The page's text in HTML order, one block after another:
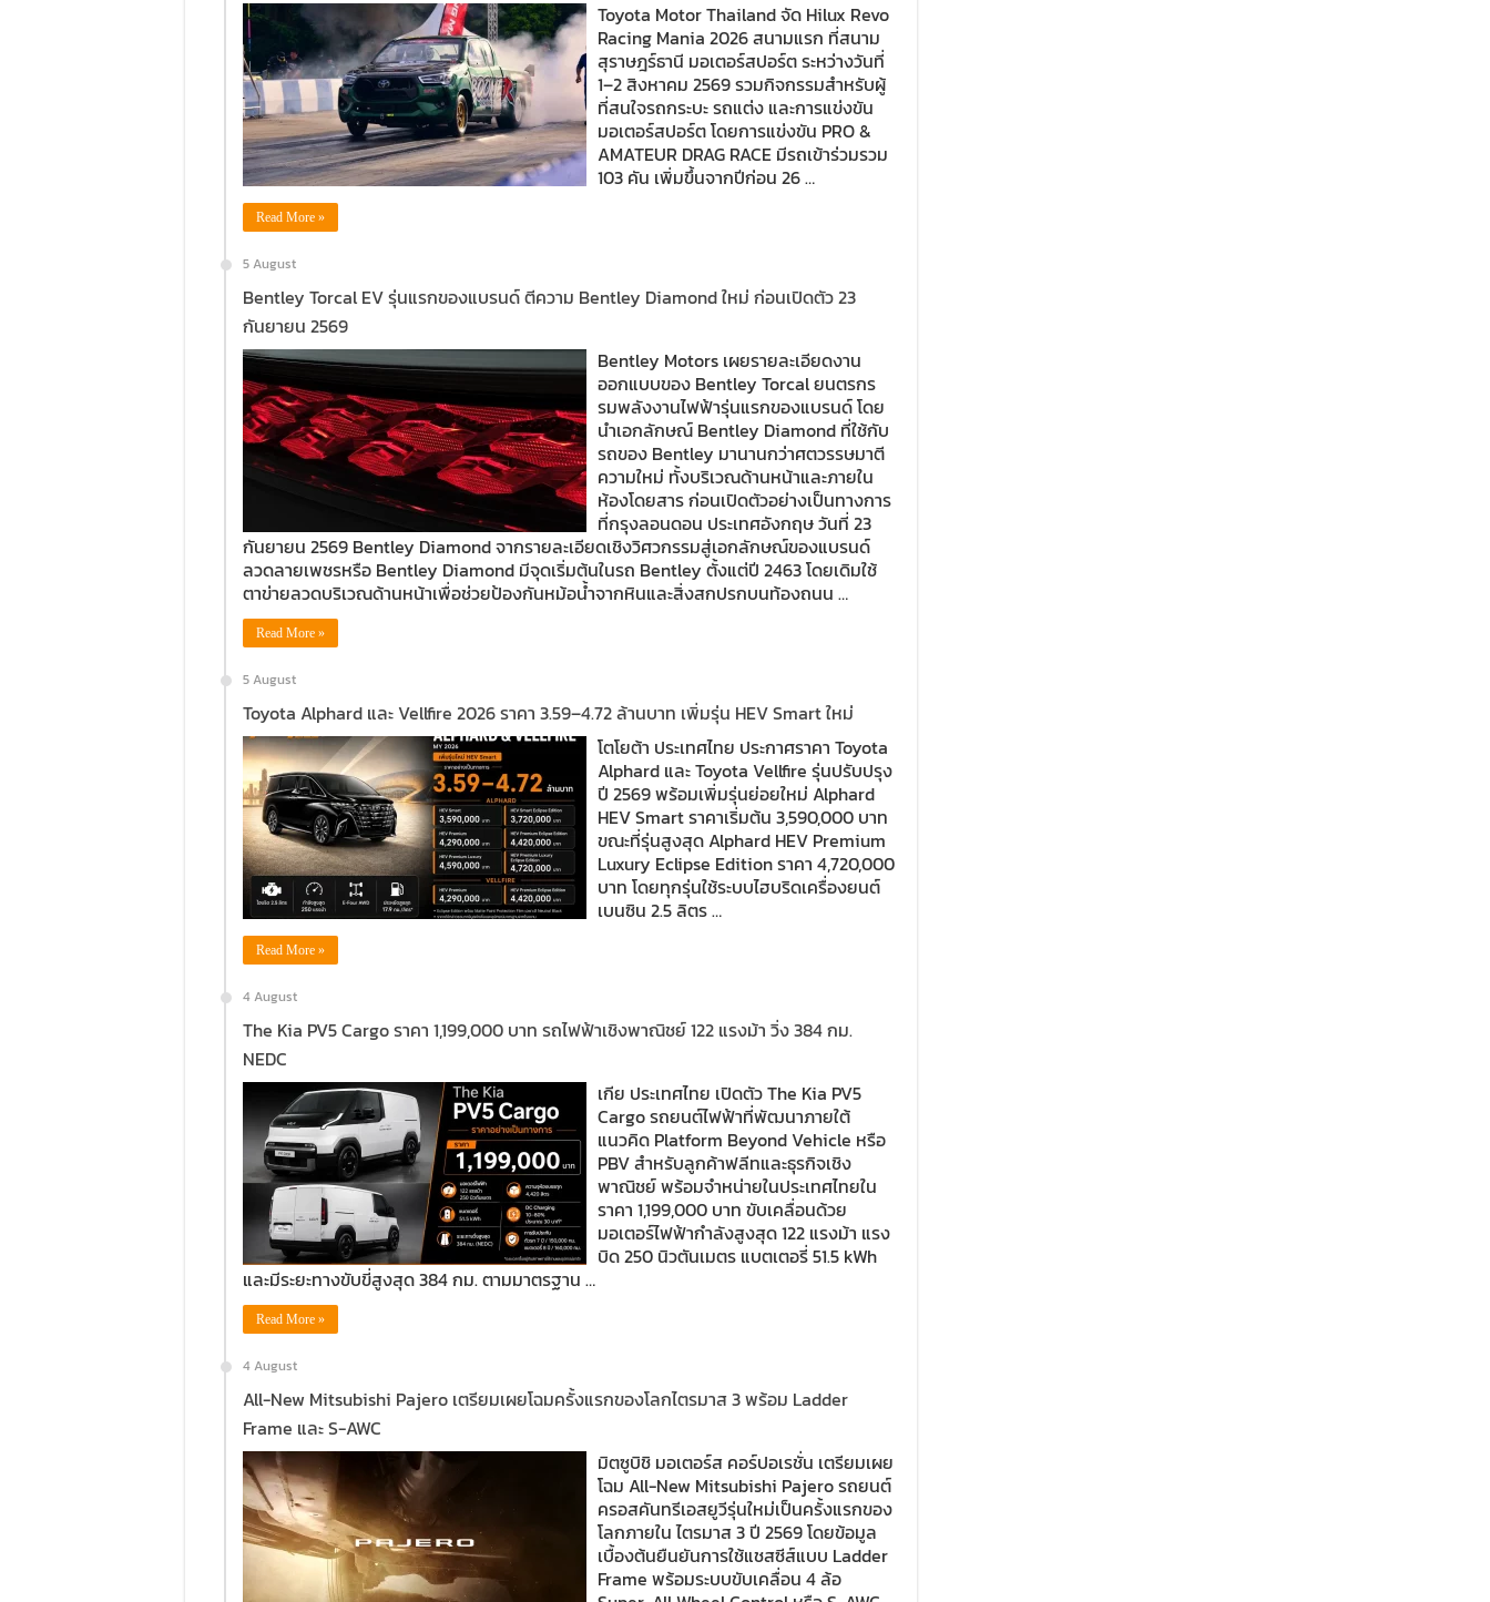
Toyota Motor Thailand จัด Hilux Revo
Racing Mania 2026 สนามแรก ที่สนาม
สุราษฎร์ธานี มอเตอร์สปอร์ต ระหว่างวันที่
1–2 สิงหาคม 2569 รวมกิจกรรมสำหรับผู้
ที่สนใจรถกระบะ รถแต่ง และการแข่งขัน
มอเตอร์สปอร์ต โดยการแข่งขัน PRO &
AMATEUR DRAG RACE มีรถเข้าร่วมรวม
103 คัน เพิ่มขึ้นจากปีก่อน 26 …
Read More »
5 August
Bentley Torcal EV รุ่นแรกของแบรนด์ ตีความ Bentley Diamond ใหม่ ก่อนเปิดตัว 23
กันยายน 2569
Bentley Motors เผยรายละเอียดงาน
ออกแบบของ Bentley Torcal ยนตรกร
รมพลังงานไฟฟ้ารุ่นแรกของแบรนด์ โดย
นำเอกลักษณ์ Bentley Diamond ที่ใช้กับ
รถของ Bentley มานานกว่าศตวรรษมาตี
ความใหม่ ทั้งบริเวณด้านหน้าและภายใน
ห้องโดยสาร ก่อนเปิดตัวอย่างเป็นทางการ
ที่กรุงลอนดอน ประเทศอังกฤษ วันที่ 23
กันยายน 2569 Bentley Diamond จากรายละเอียดเชิงวิศวกรรมสู่เอกลักษณ์ของแบรนด์
ลวดลายเพชรหรือ Bentley Diamond มีจุดเริ่มต้นในรถ Bentley ตั้งแต่ปี 2463 โดยเดิมใช้
ตาข่ายลวดบริเวณด้านหน้าเพื่อช่วยป้องกันหม้อน้ำจากหินและสิ่งสกปรกบนท้องถนน …
Read More »
5 August
Toyota Alphard และ Vellfire 2026 ราคา 3.59–4.72 ล้านบาท เพิ่มรุ่น HEV Smart ใหม่
โตโยต้า ประเทศไทย ประกาศราคา Toyota
Alphard และ Toyota Vellfire รุ่นปรับปรุง
ปี 2569 พร้อมเพิ่มรุ่นย่อยใหม่ Alphard
HEV Smart ราคาเริ่มต้น 3,590,000 บาท
ขณะที่รุ่นสูงสุด Alphard HEV Premium
Luxury Eclipse Edition ราคา 4,720,000
บาท โดยทุกรุ่นใช้ระบบไฮบริดเครื่องยนต์
เบนซิน 2.5 ลิตร …
Read More »
4 August
The Kia PV5 Cargo ราคา 1,199,000 บาท รถไฟฟ้าเชิงพาณิชย์ 122 แรงม้า วิ่ง 384 กม.
NEDC
เกีย ประเทศไทย เปิดตัว The Kia PV5
Cargo รถยนต์ไฟฟ้าที่พัฒนาภายใต้
แนวคิด Platform Beyond Vehicle หรือ
PBV สำหรับลูกค้าฟลีทและธุรกิจเชิง
พาณิชย์ พร้อมจำหน่ายในประเทศไทยใน
ราคา 1,199,000 บาท ขับเคลื่อนด้วย
มอเตอร์ไฟฟ้ากำลังสูงสุด 122 แรงม้า แรง
บิด 250 นิวตันเมตร แบตเตอรี่ 51.5 kWh
และมีระยะทางขับขี่สูงสุด 384 กม. ตามมาตรฐาน …
Read More »
4 August
All-New Mitsubishi Pajero เตรียมเผยโฉมครั้งแรกของโลกไตรมาส 3 พร้อม Ladder
Frame และ S-AWC
มิตซูบิชิ มอเตอร์ส คอร์ปอเรชั่น เตรียมเผย
โฉม All-New Mitsubishi Pajero รถยนต์
ครอสคันทรีเอสยูวีรุ่นใหม่เป็นครั้งแรกของ
โลกภายใน ไตรมาส 3 ปี 2569 โดยข้อมูล
เบื้องต้นยืนยันการใช้แชสซีส์แบบ Ladder
Frame พร้อมระบบขับเคลื่อน 4 ล้อ